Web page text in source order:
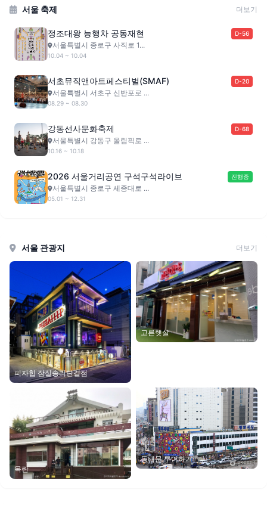
서울 축제 더보기
정조대왕 능행차 공동재현 D-56
서울특별시 종로구 사직로 1...
10.04 ~ 10.04
서초뮤직앤아트페스티벌(SMAF) D-20
서울특별시 서초구 신반포로 ...
08.29 ~ 08.30
강동선사문화축제 D-68
서울특별시 강동구 올림픽로 ...
10.16 ~ 10.18
2026 서울거리공연 구석구석라이브 진행중
서울특별시 종로구 세종대로 ...
05.01 ~ 12.31
서울 관광지 더보기
피자힙 잠실송리단길점
고른햇살
목란
동대문 투어하기